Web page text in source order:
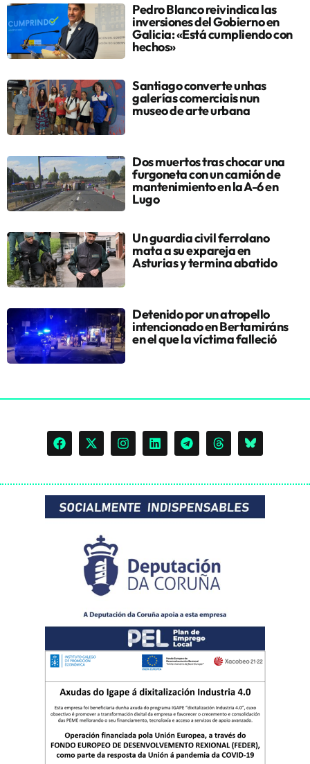
Pedro Blanco reivindica las
inversiones del Gobierno en
Galicia: «Está cumpliendo con
hechos»
Santiago converte unhas
galerías comerciais nun
museo de arte urbana
Dos muertos tras chocar una
furgoneta con un camión de
mantenimiento en la A-6 en
Lugo
Un guardia civil ferrolano
mata a su expareja en
Asturias y termina abatido
Detenido por un atropello
intencionado en Bertamiráns
en el que la víctima falleció